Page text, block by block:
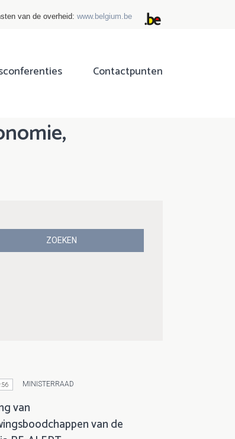
van de overheid: www.belgium.be
Contactpunten
MINISTERRAAD
van
van de